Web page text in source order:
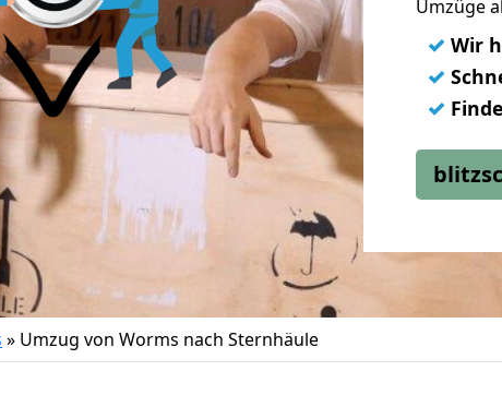
Umzüge
✓ Wir
✓
✓
» Umzug von Worms nach Sternhäule